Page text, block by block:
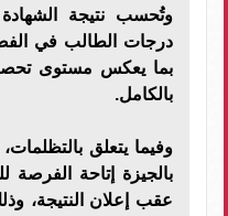
وتُحسب نتيجة
درجات الطالب في
بما يعكس مستوى
بالكامل.
وفيما يتعلق
بالجيزة إتاحة الفرصة
عقب إعلان النتيجة،